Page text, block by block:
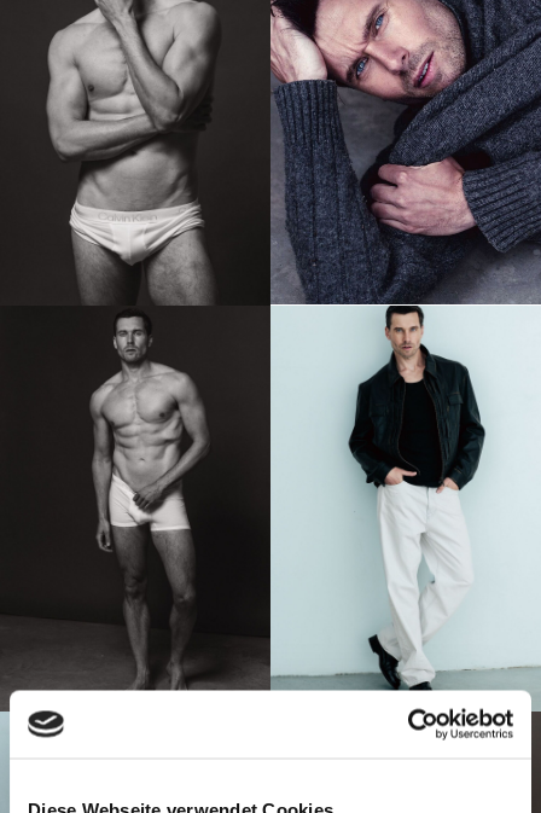
Diese Webseite verwendet Cookies